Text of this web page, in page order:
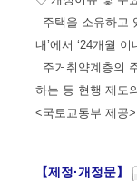
주택을 소유하고
내’에서 ‘24개월
주거취약계층의
하는 등 현행 제도
<국토교통부 제공>
【제정·개정문】